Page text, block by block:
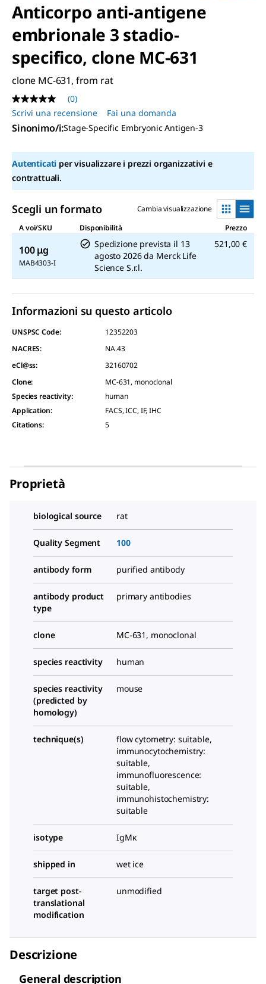
Anticorpo anti-antigene
embrionale 3 stadio-
specifico, clone MC-631
clone MC-631, from rat
Nessuna
valutazione
Stesso
link
pagina.
(0)
Scrivi una recensione
Fai una domanda
Sinonimo/i:Stage-Specific Embryonic Antigen-3
Autenticati per visualizzare i prezzi organizzativi e
contrattuali.
Scegli un formato
Cambia visualizzazione
A voi/SKU
Disponibilità Prezzo
100 μg
MAB4303-I
Spedizione prevista il 13
agosto 2026 da Merck Life
Science S.r.l.
521,00 €
Informazioni su questo articolo
UNSPSC Code:
12352203
NACRES:
NA.43
eCl@ss:
32160702
Clone:
MC-631, monoclonal
Species reactivity:
human
Application:
FACS, ICC, IF, IHC
Citations: 5
Proprietà
biological source rat
Quality Segment 100
antibody form purified antibody
antibody product
type
primary antibodies
clone MC-631, monoclonal
species reactivity human
species reactivity
(predicted by
homology)
mouse
technique(s)
flow cytometry: suitable,
immunocytochemistry:
suitable,
immunofluorescence:
suitable,
immunohistochemistry:
suitable
isotype IgMκ
shipped in wet ice
target post-
translational
modification
unmodified
Descrizione
General description